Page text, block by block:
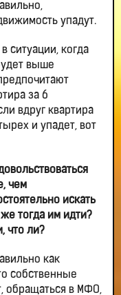
упадут.
ситуации, когда
выше
за 6
вдруг квартира
и упадет, вот
чем
искать
тогда им идти?
что ли?
как
собственные
обращаться в МФО,